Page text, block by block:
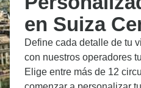
en Suiza
Define cada detalle de tu
con nuestros operadores
Elige entre más de 12